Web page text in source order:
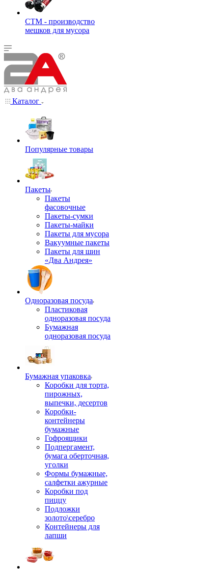
СТМ - производство
мешков для мусора
Каталог
Популярные товары
Пакеты
Пакеты
фасовочные
Пакеты-сумки
Пакеты-майки
Пакеты для мусора
Вакуумные пакеты
Пакеты для шин
«Два Андрея»
Одноразовая посуда
Пластиковая
одноразовая посуда
Бумажная
одноразовая посуда
Бумажная упаковка
Коробки для торта,
пирожных,
выпечки, десертов
Коробки-
контейнеры
бумажные
Гофроящики
Подпергамент,
бумага оберточная,
уголки
Формы бумажные,
салфетки ажурные
Коробки под
пиццу
Подложки
золото\серебро
Контейнеры для
лапши